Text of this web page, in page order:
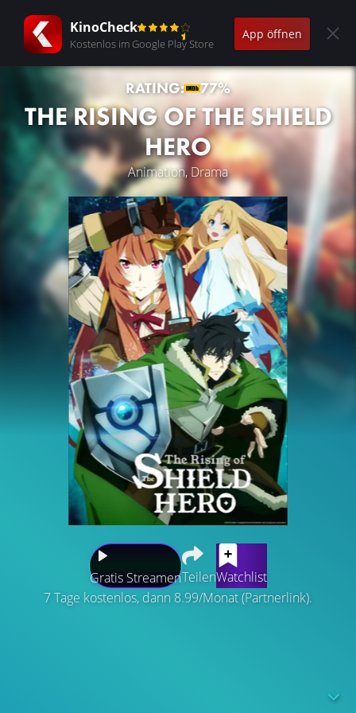
KinoCheck
Kostenlos im Google Play Store
App öffnen
RATING: 77%
THE RISING OF THE SHIELD
HERO
Animation, Drama
Gratis StreamenTeilenWatchlist
7 Tage kostenlos, dann 8.99/Monat (Partnerlink).
beschworen, die das Reich Melromarc vor dem